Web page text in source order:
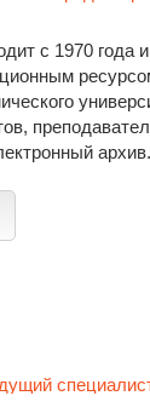
с 1970 года
архив.